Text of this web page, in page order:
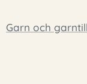
Garn och